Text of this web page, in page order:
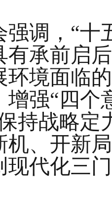
，“十五
有承前启
环境面临
增强“四个
持战略定
机、开新
现代化三